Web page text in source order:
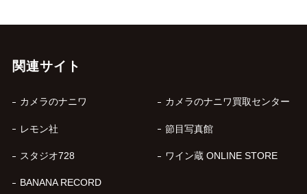
関連サイト
カメラのナニワ カメラのナニワ買取センター
レモン社 節目写真館
スタジオ728 ワイン蔵 ONLINE STORE
BANANA RECORD